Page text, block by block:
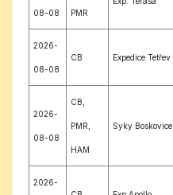
08-08 PMR
2026-
08-08
CB Expedice Tetřev
2026-
08-08
CB,
PMR,
HAM
Syky Boskovice
2026-